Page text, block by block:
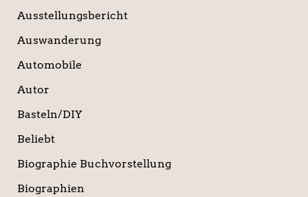
Ausstellungsbericht
Auswanderung
Automobile
Autor
Basteln/DIY
Beliebt
Biographie Buchvorstellung
Biographien